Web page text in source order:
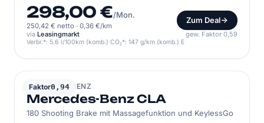
298,00 €/Mon.
250,42 € netto · 0,36 €/km
Zum Deal
via Leasingmarkt gew. Faktor 0,59
Verbr.*: 5.6 l/100km (komb.) CO₂*: 147 g/km (komb.) E
Faktor0,94
MERCEDES-BENZ
Mercedes-Benz CLA
180 Shooting Brake mit Massagefunktion und KeylessGo